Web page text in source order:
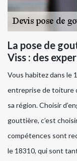
La pose de
Viss : des
Vous habitez dans le
entreprise de toiture
sa région. Choisir
gouttière, c’est
compétences sont
le 18310, qui sont